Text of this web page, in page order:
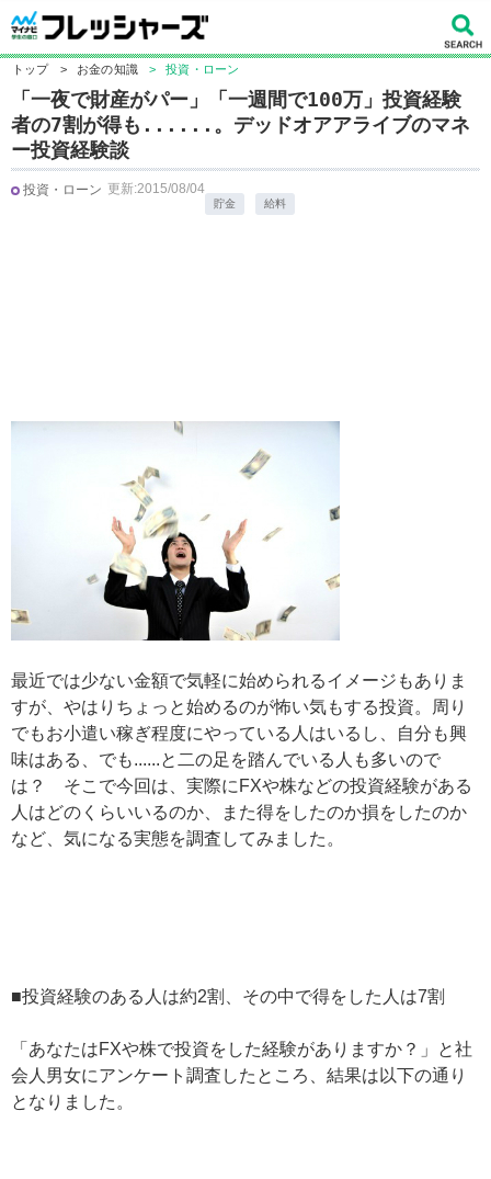
トップ > お金の知識 > 投資・ローン
「一夜で財産がパー」「一週間で100万」投資経験
者の7割が得も......。デッドオアアライブのマネ
ー投資経験談
投資・ローン 更新:2015/08/04
貯金 給料
最近では少ない金額で気軽に始められるイメージもありま
すが、やはりちょっと始めるのが怖い気もする投資。周り
でもお小遣い稼ぎ程度にやっている人はいるし、自分も興
味はある、でも......と二の足を踏んでいる人も多いので
は？ そこで今回は、実際にFXや株などの投資経験がある
人はどのくらいいるのか、また得をしたのか損をしたのか
など、気になる実態を調査してみました。
■投資経験のある人は約2割、その中で得をした人は7割
「あなたはFXや株で投資をした経験がありますか？」と社
会人男女にアンケート調査したところ、結果は以下の通り
となりました。